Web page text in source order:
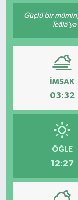
Güçlü bir mümin,
İMSAK
03:32
ÖĞLE
12:27
Haber Arşivi